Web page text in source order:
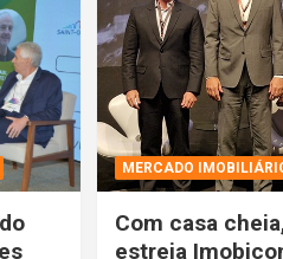
MERCADO
Com casa
estreia